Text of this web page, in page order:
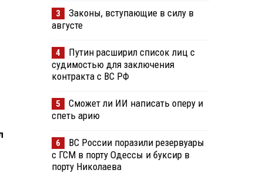
3
Законы, вступающие в силу в
августе
4
Путин расширил список лиц с
судимостью для заключения
контракта с ВС РФ
5
Сможет ли ИИ написать оперу и
спеть арию
6
ВС России поразили резервуары
с ГСМ в порту Одессы и буксир в
порту Николаева